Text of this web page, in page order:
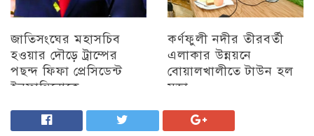
জাতিসংঘের মহাসচিব
হওয়ার দৌড়ে ট্রাম্পের
পছন্দ ফিফা প্রেসিডেন্ট
ইনফান্তিনোকে
চট্টগ্রাম
কর্ণফুলী নদীর তীরবর্তী
এলাকার উন্নয়নে
বোয়ালখালীতে টাউন হল
সভা
চট্টগ্রাম